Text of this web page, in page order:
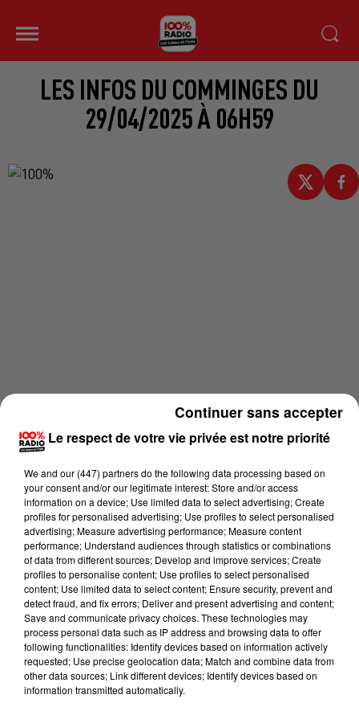
LES INFOS DU COMMINGES DU
29/04/2025 À 06H59
Lecture (4 min 14 sec)
100%
100% Radio les infos du Comminges
Le respect de votre vie privée est notre priorité
We and our (447) partnersdo the following data processing based on
your consent and/or our legitimate interest: Store and/or access
information on a device; Use limited data to select advertising; Create
profiles for personalised advertising; Use profiles to select personalised
advertising; Measure advertising performance; Measure content
performance; Understand audiences through statistics or combinations
of data from different sources; Develop and improve services; Create
profiles to personalise content; Use profiles to select personalised
content; Use limited data to select content; Ensure security, prevent and
detect fraud, and fix errors; Deliver and present advertising and content;
Save and communicate privacy choices. These technologies may
process personal data such as IP address and browsing data to offer
following functionalities: Identify devices based on information actively
requested; Use precise geolocation data; Match and combine data from
other data sources; Link different devices; Identify devices based on
information transmitted automatically.
Continuer sans accepter